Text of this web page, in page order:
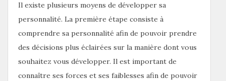
Il existe plusieurs moyens de développer sa
personnalité. La première étape consiste à
comprendre sa personnalité afin de pouvoir prendre
des décisions plus éclairées sur la manière dont vous
souhaitez vous développer. Il est important de
connaître ses forces et ses faiblesses afin de pouvoir